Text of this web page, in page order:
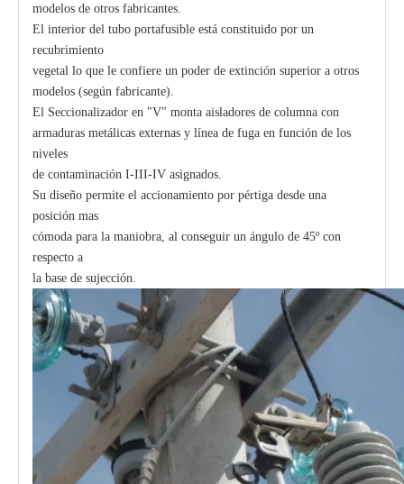
modelos de otros fabricantes.
El interior del tubo portafusible está constituido por un
recubrimiento
vegetal lo que le confiere un poder de extinción superior a otros
modelos (según fabricante).
El Seccionalizador en "V" monta aisladores de columna con
armaduras metálicas externas y línea de fuga en función de los
niveles
de contaminación I-III-IV asignados.
Su diseño permite el accionamiento por pértiga desde una
posición mas
cómoda para la maniobra, al conseguir un ángulo de 45º con
respecto a
la base de sujección.